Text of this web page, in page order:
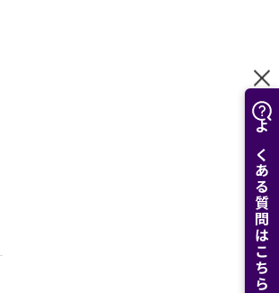
よくある質問はこちら